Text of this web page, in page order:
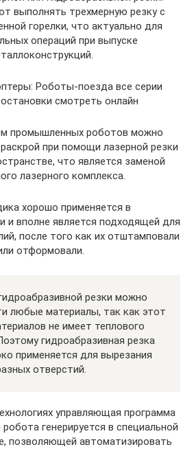
выполнять трехмерную резку с
горелки, что актуально для
операций при выпуске
Роботы-поезда все серии
смотреть онлайн
промышленных роботов можно
при помощи лазерной резки
что является заменой
лазерного комплекса.
хорошо применяется в
и вполне является подходящей для
после того как их отштамповали
отформовали.
резки можно
любые материалы, так как этот
не имеет теплового
гидроабразивная резка
применяется для вырезания
отверстий.
управляющая программа
генерируется в специальной
позволяющей автоматизировать